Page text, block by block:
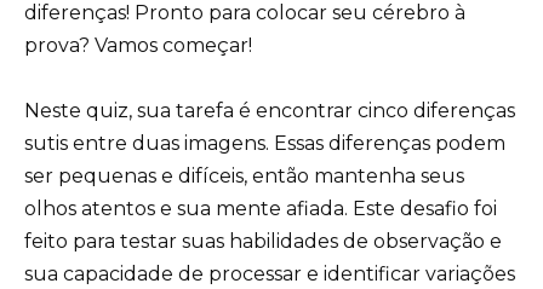
diferenças! Pronto para colocar seu cérebro à
prova? Vamos começar!
Neste quiz, sua tarefa é encontrar cinco diferenças
sutis entre duas imagens. Essas diferenças podem
ser pequenas e difíceis, então mantenha seus
olhos atentos e sua mente afiada. Este desafio foi
feito para testar suas habilidades de observação e
sua capacidade de processar e identificar variações